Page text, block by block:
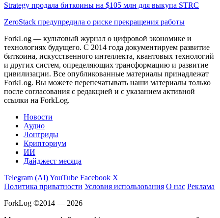
Strategy продала биткоины на $105 млн для выкупа STRC
ZeroStack предупредила о риске прекращения работы
ForkLog — культовый журнал о цифровой экономике и
технологиях будущего. С 2014 года документируем развитие
биткоина, искусственного интеллекта, квантовых технологий
и других систем, определяющих трансформацию и развитие
цивилизации. Все опубликованные материалы принадлежат
ForkLog. Вы можете перепечатывать наши материалы только
после согласования с редакцией и с указанием активной
ссылки на ForkLog.
Новости
Аудио
Лонгриды
Крипториум
ИИ
Дайджест месяца
Telegram (AI)YouTube Facebook X
Политика приватности Условия использования О нас Реклама
ForkLog ©2014 — 2026